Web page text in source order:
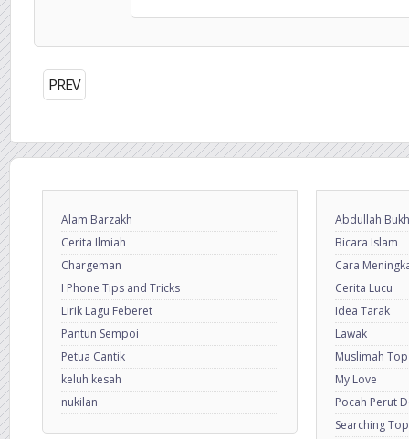
PREV
Alam Barzakh
Cerita Ilmiah
Chargeman
I Phone Tips and Tricks
Lirik Lagu Feberet
Pantun Sempoi
Petua Cantik
keluh kesah
nukilan
Abdullah
Bicara Islam
Cara
Cerita Lucu
Idea Tarak
Lawak
Muslimah
My Love
Pocah Perut
Searching